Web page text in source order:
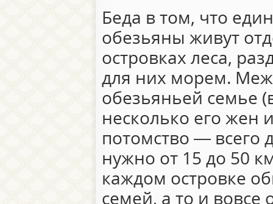
Беда в том, что
обезьяны живут
островках леса,
для них морем.
обезьяньей семье
несколько его жен
потомство — всего
нужно от 15 до 50
каждом островке
семей, а то и вовсе